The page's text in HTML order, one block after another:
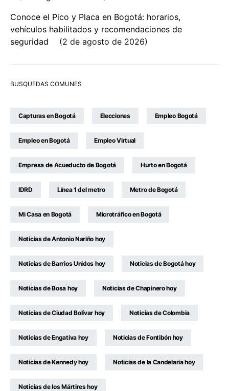
Conoce el Pico y Placa en Bogotá: horarios,
vehículos habilitados y recomendaciones de
seguridad
2 de agosto de 2026
BUSQUEDAS COMUNES
Capturas en Bogotá Elecciones Empleo Bogotá
Empleo en Bogotá Empleo Virtual
Empresa de Acueducto de Bogotá Hurto en Bogotá
IDRD Línea 1 del metro Metro de Bogotá
Mi Casa en Bogotá Microtráfico en Bogotá
Noticias de Antonio Nariño hoy
Noticias de Barrios Unidos hoy Noticias de Bogotá hoy
Noticias de Bosa hoy Noticias de Chapinero hoy
Noticias de Ciudad Bolívar hoy Noticias de Colombia
Noticias de Engativa hoy Noticias de Fontibón hoy
Noticias de Kennedy hoy Noticias de la Candelaria hoy
Noticias de los Mártires hoy